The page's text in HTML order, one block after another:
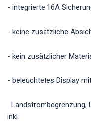
- integrierte 16A
- keine zusätzliche
- kein zusätzlicher
- beleuchtetes Display
Landstrombegrenzung,
inkl.